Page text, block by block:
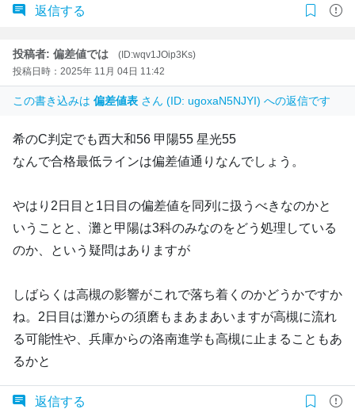
返信する
投稿者: 偏差値では
(ID:wqv1JOip3Ks)
投稿日時：2025年 11月 04日 11:42
この書き込みは 偏差値表 さん (ID: ugoxaN5NJYI) への返信です
希のC判定でも西大和56 甲陽55 星光55
なんで合格最低ラインは偏差値通りなんでしょう。
やはり2日目と1日目の偏差値を同列に扱うべきなのかと
いうことと、灘と甲陽は3科のみなのをどう処理している
のか、という疑問はありますが
しばらくは高槻の影響がこれで落ち着くのかどうかですか
ね。2日目は灘からの須磨もまあまあいますが高槻に流れ
る可能性や、兵庫からの洛南進学も高槻に止まることもあ
るかと
返信する